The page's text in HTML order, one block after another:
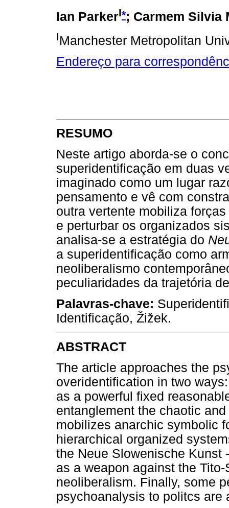
Ian ParkerI*; Carmem Silvia
IManchester Metropolitan
Endereço para
RESUMO
Neste artigo aborda-se o
superidentificação em duas
imaginado como um lugar
pensamento e vê com
outra vertente mobiliza
e perturbar os organizados
analisa-se a estratégia do
a superidentificação como
neoliberalismo
peculiaridades da trajetória
Palavras-chave:
Identificação, Žižek.
ABSTRACT
The article approaches the
overidentification in two
as a powerful fixed
entanglement the chaotic
mobilizes anarchic symbolic
hierarchical organized
the Neue Slowenische Kunst
as a weapon against the
neoliberalism. Finally, some
psychoanalysis to politcs are